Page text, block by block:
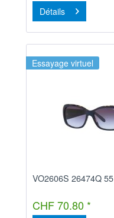
Détails
Essayage virtuel
VO2606S 26474Q 55
CHF 70.80 *